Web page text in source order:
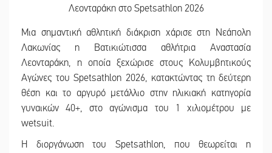
Μια σημαντική αθλητική διάκριση χάρισε στη Νεάπολη
Λακωνίας η Βατικιώτισσα αθλήτρια Αναστασία
Λεονταράκη, η οποία ξεχώρισε στους Κολυμβητικούς
Αγώνες του Spetsathlon 2026, κατακτώντας τη δεύτερη
θέση και το αργυρό μετάλλιο στην ηλικιακή κατηγορία
γυναικών 40+, στο αγώνισμα του 1 χιλιομέτρου με
wetsuit.
Η διοργάνωση του Spetsathlon, που θεωρείται η